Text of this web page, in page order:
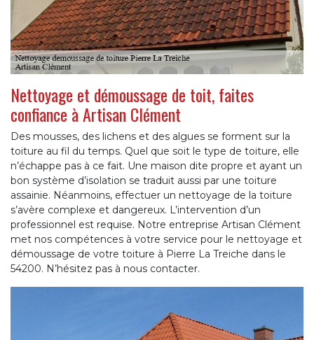
Nettoyage et démoussage de toit, faites
confiance à Artisan Clément
Des mousses, des lichens et des algues se forment sur la
toiture au fil du temps. Quel que soit le type de toiture, elle
n’échappe pas à ce fait. Une maison dite propre et ayant un
bon système d’isolation se traduit aussi par une toiture
assainie. Néanmoins, effectuer un nettoyage de la toiture
s’avère complexe et dangereux. L’intervention d’un
professionnel est requise. Notre entreprise Artisan Clément
met nos compétences à votre service pour le nettoyage et
démoussage de votre toiture à Pierre La Treiche dans le
54200. N’hésitez pas à nous contacter.